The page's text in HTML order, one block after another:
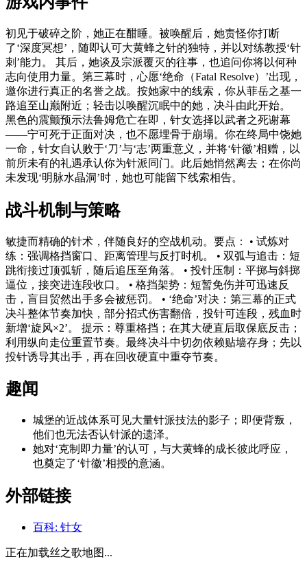
初见于破碎之阶，她正在酣睡。被唤醒后，她责怪你打断
了‘深度冥想’，随即认可大黄蜂之针的独特，并以对练教授‘针
刺’能力。 其后，她谈及宗派覆灭的往事，也追问你将以何种
志向使用力量。第三幕时，心愿‘绝命（Fatal Resolve）’出现，
邀你进行真正的名誉之战。按她家中的线索，你从菲岳之基一
路追至山巅附近；轻击以唤醒沉眠中的她，决斗由此开始。
黑色的震颤预示法鲁姆危亡在即，针女选择以武者之死谢幕
——宁可死于正面对决，也不愿埋骨于崩塌。你在终局中饶她
一命，针女自认败于‘刀’与‘志’两重意义，并将‘针徽’相赠，以
前所未有的礼遇承认你为针派同门。此后她悄然离去；在你尚
未发现‘明脉水晶洞’时，她也可能留下线索相告。
战斗机制与策略
敏捷而精确的针术，伴随良好的空战机动。要点： • 试炼对
练：强调格挡窗口、距离管理与反打时机。 • 双弧与追击：短
跳衔接过顶弧斩，随后追压至角落。 • 投针压制：平掷与斜掷
逼位，接突进连段收口。 • 格挡架势：短暂免伤并可迅速反
击，盲目贸然出手多会被惩罚。 • ‘绝命’对决：第三幕的正式
决斗整体节奏加快，部分招式伤害翻倍，投针可连段，残血时
新增‘旋风×2’。 提示：尊重格挡；在其大硬直后取保底反击；
利用纵向走位重置节奏。最终决斗中切勿依赖贴墙存身；先以
投针诱导其出手，再在回收硬直中重夺节奏。
趣闻
城堡的近战体系可见大量针派技法的影子；即便背叛，
他们也无法否认针派的遗泽。
她对‘克制即力量’的认可，与大黄蜂的成长彼此呼应，
也奠定了‘针徽’相授的意涵。
外部链接
百科: 针女
正在加载丝之歌地图...